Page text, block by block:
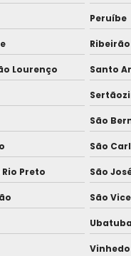
de ponto
de ponto
de ponto
de ponto online
biométrico
eletrônico
eletrônico digital
eletrônico online
Peruíbe
Lourenço Santo
São
São
Preto São
São
Ubatuba
Vinhedo